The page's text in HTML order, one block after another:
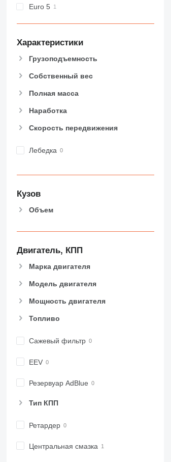
Euro 5
Характеристики
Грузоподъемность
Собственный вес
Полная масса
Наработка
Скорость передвижения
Лебедка
Кузов
Объем
Двигатель, КПП
Марка двигателя
Модель двигателя
Мощность двигателя
Топливо
Сажевый фильтр
EEV
Резервуар AdBlue
Тип КПП
Ретардер
Центральная смазка